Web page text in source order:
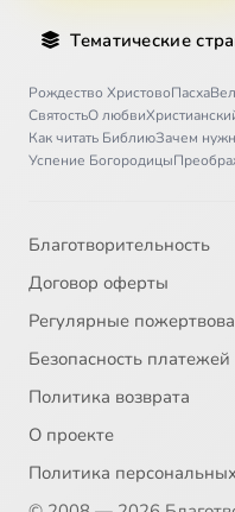
Тематические
Рождество ХристовоПасха
СвятостьО любви
Как читать БиблиюЗачем
Успение Богородицы
Благотворительность
Договор оферты
Регулярные
Безопасность платежей
Политика возврата
О проекте
Политика